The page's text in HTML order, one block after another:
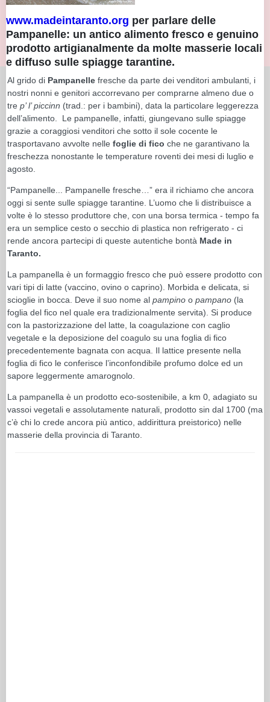
www.madeintaranto.org per parlare delle
Pampanelle: un antico alimento fresco e genuino
prodotto artigianalmente da molte masserie locali
e diffuso sulle spiagge tarantine.
Al grido di Pampanelle fresche da parte dei venditori ambulanti, i
nostri nonni e genitori accorrevano per comprarne almeno due o
tre p’ l’ piccinn (trad.: per i bambini), data la particolare leggerezza
dell’alimento. Le pampanelle, infatti, giungevano sulle spiagge
grazie a coraggiosi venditori che sotto il sole cocente le
trasportavano avvolte nelle foglie di fico che ne garantivano la
freschezza nonostante le temperature roventi dei mesi di luglio e
agosto.
“Pampanelle... Pampanelle fresche…” era il richiamo che ancora
oggi si sente sulle spiagge tarantine. L’uomo che li distribuisce a
volte è lo stesso produttore che, con una borsa termica - tempo fa
era un semplice cesto o secchio di plastica non refrigerato - ci
rende ancora partecipi di queste autentiche bontà Made in
Taranto.
La pampanella è un formaggio fresco che può essere prodotto con
vari tipi di latte (vaccino, ovino o caprino). Morbida e delicata, si
scioglie in bocca. Deve il suo nome al pampino o pampano (la
foglia del fico nel quale era tradizionalmente servita). Si produce
con la pastorizzazione del latte, la coagulazione con caglio
vegetale e la deposizione del coagulo su una foglia di fico
precedentemente bagnata con acqua. Il lattice presente nella
foglia di fico le conferisce l’inconfondibile profumo dolce ed un
sapore leggermente amarognolo.
La pampanella è un prodotto eco-sostenibile, a km 0, adagiato su
vassoi vegetali e assolutamente naturali, prodotto sin dal 1700 (ma
c’è chi lo crede ancora più antico, addirittura preistorico) nelle
masserie della provincia di Taranto.